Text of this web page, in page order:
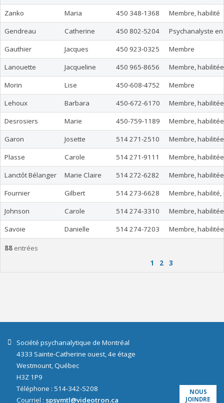
Zanko
Maria 450 348-1368
Membre, habilité
Gendreau
Catherine 450 802-5204
Psychanalyste
Gauthier
Jacques 450 923-0325
Membre
Lanouette
Jacqueline 450 965-8656
Membre, habilitée
Morin
Lise 450-608-4752
Membre
Lehoux
Barbara 450-672-6170
Membre, habilitée
Desrosiers
Marie 450-759-1189
Membre, habilitée
Garon
Josette 514 271-2510
Membre,
Plasse
Carole 514 271-9111
Membre, habilitée
Lanctôt Bélanger
Marie Claire 514 272-6282
Membre, habilitée
Fournier
Gilbert 514 273-6628
Membre, habilité,
Johnson
Carole 514 274-3310
Membre, habilitée
Savoie
Danielle 514 274-7203 Membre, habilitée
88 entrées
1
2 3
Société psychanalytique de Montréal
4333 Sainte-Catherine ouest, 4e étage
Westmount, Québec
H3Z 1P9
Téléphone : 514-342-5208
Courriel : spsymtl@videotron.ca
NOUS
JOINDRE